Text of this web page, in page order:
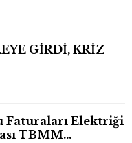
GİRDİ, KRİZ
Faturaları Elektriği
TBMM